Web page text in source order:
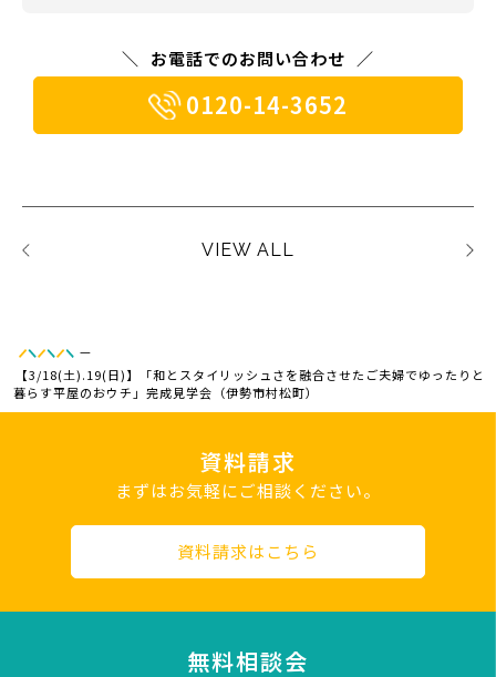
お電話でのお問い合わせ
0120-14-3652
VIEW ALL
—
【3/18(土).19(日)】「和とスタイリッシュさを融合させたご夫婦でゆったりと
暮らす平屋のおウチ」完成見学会（伊勢市村松町）
資料請求
まずはお気軽にご相談ください。
資料請求はこちら
無料相談会